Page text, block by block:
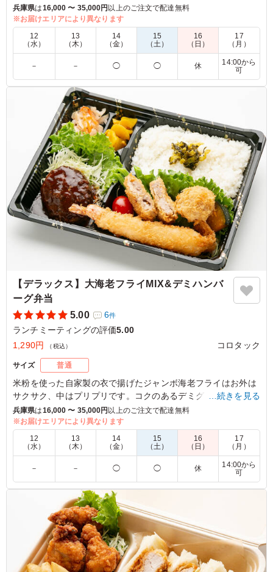
マッチ。ヒレカツやミニコロッケも美味しさを盛り上げます。
※別途ソースがつきます。
一風､変わった梅紫蘇唐揚げですが、しっかりした味付け
に対して良いアクセントになっており、 私的にはシソが
苦手なはずなのに、こちらの紫蘇唐揚げはおいしくてリピ
ートしてしまいます。 食わず嫌いの方にはぜひ食べて欲
しい一品です。
ご利用シーン：会議・セミナー› ランチミーティング
京都府乙訓郡大山崎町大山崎2025/11/28
兵庫県は16,000 〜 35,000円以上のご注文で配達無料
※お届けエリアにより異なります
12
（水）
13
（木）
14
（金）
15
（土）
16
（日）
17
（月）
－ － ◯ ◯ 休
14:00から
可
【デラックス】大海老フライMIX&デミハンバ
ーグ弁当
5.00
6件
ランチミーティングの評価5.00
1,290円
（税込） コロタック
サイズ 普通
米粉を使った自家製の衣で揚げたジャンボ海老フライはお外は
サクサク、中はプリプリです。コクのあるデミグラスソースの
ハンバーグと旨味溢れる手づくりのコロッケと一緒にお召し上
がり下さい。
※別途ソースがつきます。
揚げ物はもちろん、ハンバーグも柔らかい、かつ、しっか
り肉感があり冷めていても臭みは全く感じません。 ふっ
くら甘みを感じるご飯との相性もよく、ハンバーグ好きに
もお勧めできます。
ご利用シーン：会議・セミナー›ランチミーティング
京都府乙訓郡大山崎町大山崎2025/04/11
…続きを見る
兵庫県は16,000 〜 35,000円 以上のご注文で配達無料
※お届けエリアにより異なります
12
（水）
13
（木）
14
（金）
15
（土）
16
（日）
17
（月）
－ － ◯ ◯ 休
14:00から
可